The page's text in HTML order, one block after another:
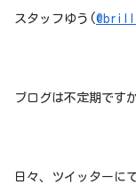
スタッフゆう(
ブログは不定期です
日々、ツイッターに